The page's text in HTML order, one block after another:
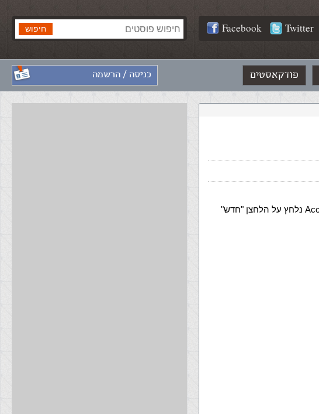
Facebook Twitter
כניסה / הרשמה פודקאסטים
נתחיל בכך שכמובן ניצור לנו מסד נתונים חדש, נפתח את התוכנה Access נלחץ על הלחצן "חדש"